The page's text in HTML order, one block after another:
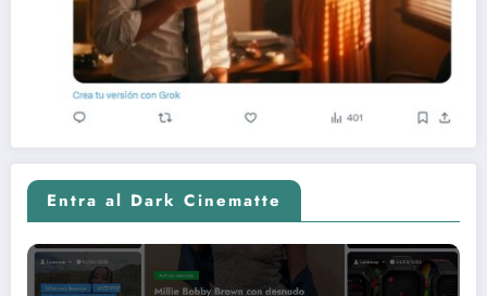
Entra al Dark Cinematte